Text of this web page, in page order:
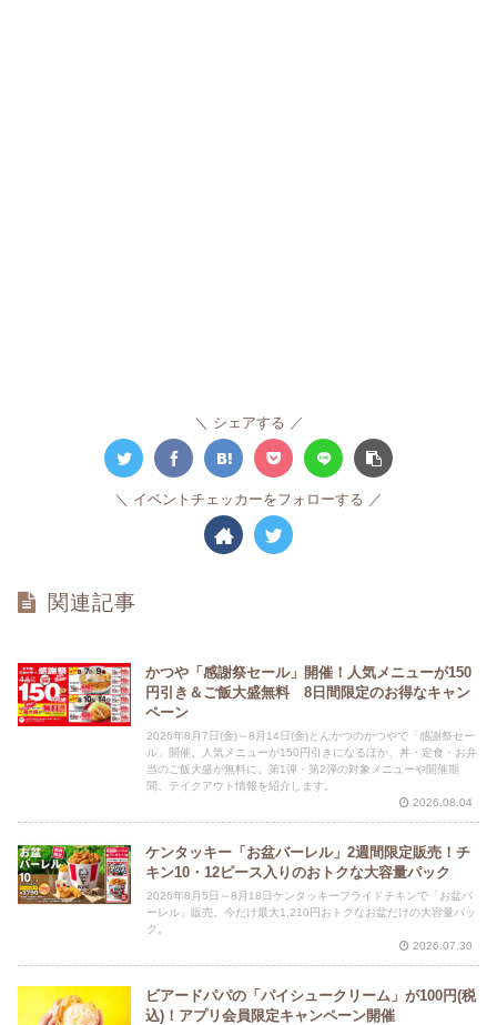
シェアする
イベントチェッカーをフォローする
関連記事
かつや「感謝祭セール」開催！人気メニューが150
円引き＆ご飯大盛無料 8日間限定のお得なキャン
ペーン
2026年8月7日(金)～8月14日(金)とんかつのかつやで「感謝祭セー
ル」開催。人気メニューが150円引きになるほか、丼・定食・お弁
当のご飯大盛が無料に。第1弾・第2弾の対象メニューや開催期
間、テイクアウト情報を紹介します。
2026.08.04
ケンタッキー「お盆バーレル」2週間限定販売！チ
キン10・12ピース入りのおトクな大容量パック
2026年8月5日～8月18日ケンタッキーフライドチキンで「お盆バ
ーレル」販売。今だけ最大1,210円おトクなお盆だけの大容量パッ
ク。
2026.07.30
ビアードパパの「パイシュークリーム」が100円(税
込)！アプリ会員限定キャンペーン開催